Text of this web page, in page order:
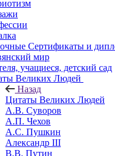
Сертификаты и
мир
учащиеся, детский сад
Великих Людей
Назад
Цитаты Великих Людей
А.В. Суворов
А.П. Чехов
А.С. Пушкин
Александр III
В.В. Путин